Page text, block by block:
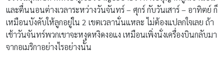
และตื่นนอนต่างเวลาระหว่างวันจันทร์ – ศุกร์ กับวันเสาร์ – อาทิตย์ ก็
เหมือนบังคับให้ลูกอยู่ใน 2 เขตเวลานั่นแหละ ไม่ต้องแปลกใจเลย ถ้า
เช้าวันจันทร์พวกเขาจะหงุดหงิดงอแง เหมือนเพิ่งนั่งเครื่องบินกลับมา
จากอเมริกาอย่างไรอย่างนั้น